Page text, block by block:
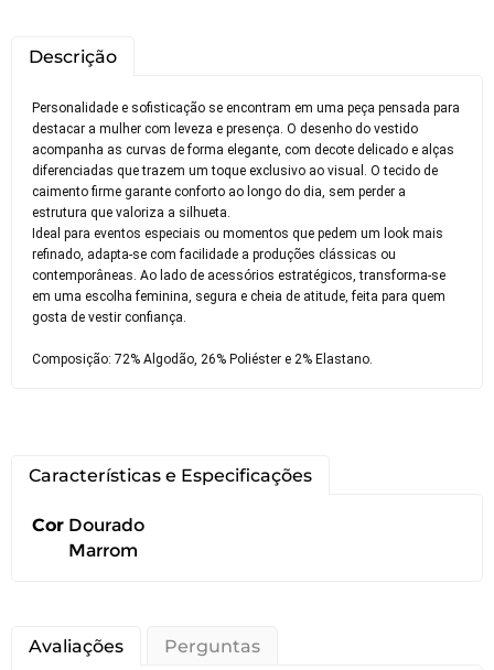
Você pode devolver este
produto gratuitamente.
esteja sem uso.
É importante revisar as
devolução
Descrição
Personalidade e sofisticação se encontram em uma peça pensada para
destacar a mulher com leveza e presença. O desenho do vestido
acompanha as curvas de forma elegante, com decote delicado e alças
diferenciadas que trazem um toque exclusivo ao visual. O tecido de
caimento firme garante conforto ao longo do dia, sem perder a
estrutura que valoriza a silhueta.
Ideal para eventos especiais ou momentos que pedem um look mais
refinado, adapta-se com facilidade a produções clássicas ou
contemporâneas. Ao lado de acessórios estratégicos, transforma-se
em uma escolha feminina, segura e cheia de atitude, feita para quem
gosta de vestir confiança.
Composição: 72% Algodão, 26% Poliéster e 2% Elastano.
Características e Especificações
Cor Dourado
Marrom
Avaliações Perguntas